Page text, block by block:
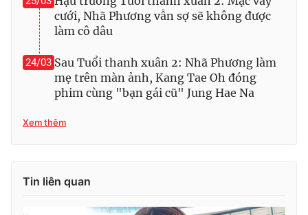
Ðiện thoại Thời báo VTV:024.66 897 897
Email: toasoan@vtv.vn
Liên hệ quảng cáo:
cưới, Nhã Phương vẫn sợ sẽ không được
làm cô dâu
24/03 Sau Tuổi thanh xuân 2: Nhã Phương làm
mẹ trên màn ảnh, Kang Tae Oh đóng
phim cùng "bạn gái cũ" Jung Hae Na
Xem thêm
Tin liên quan